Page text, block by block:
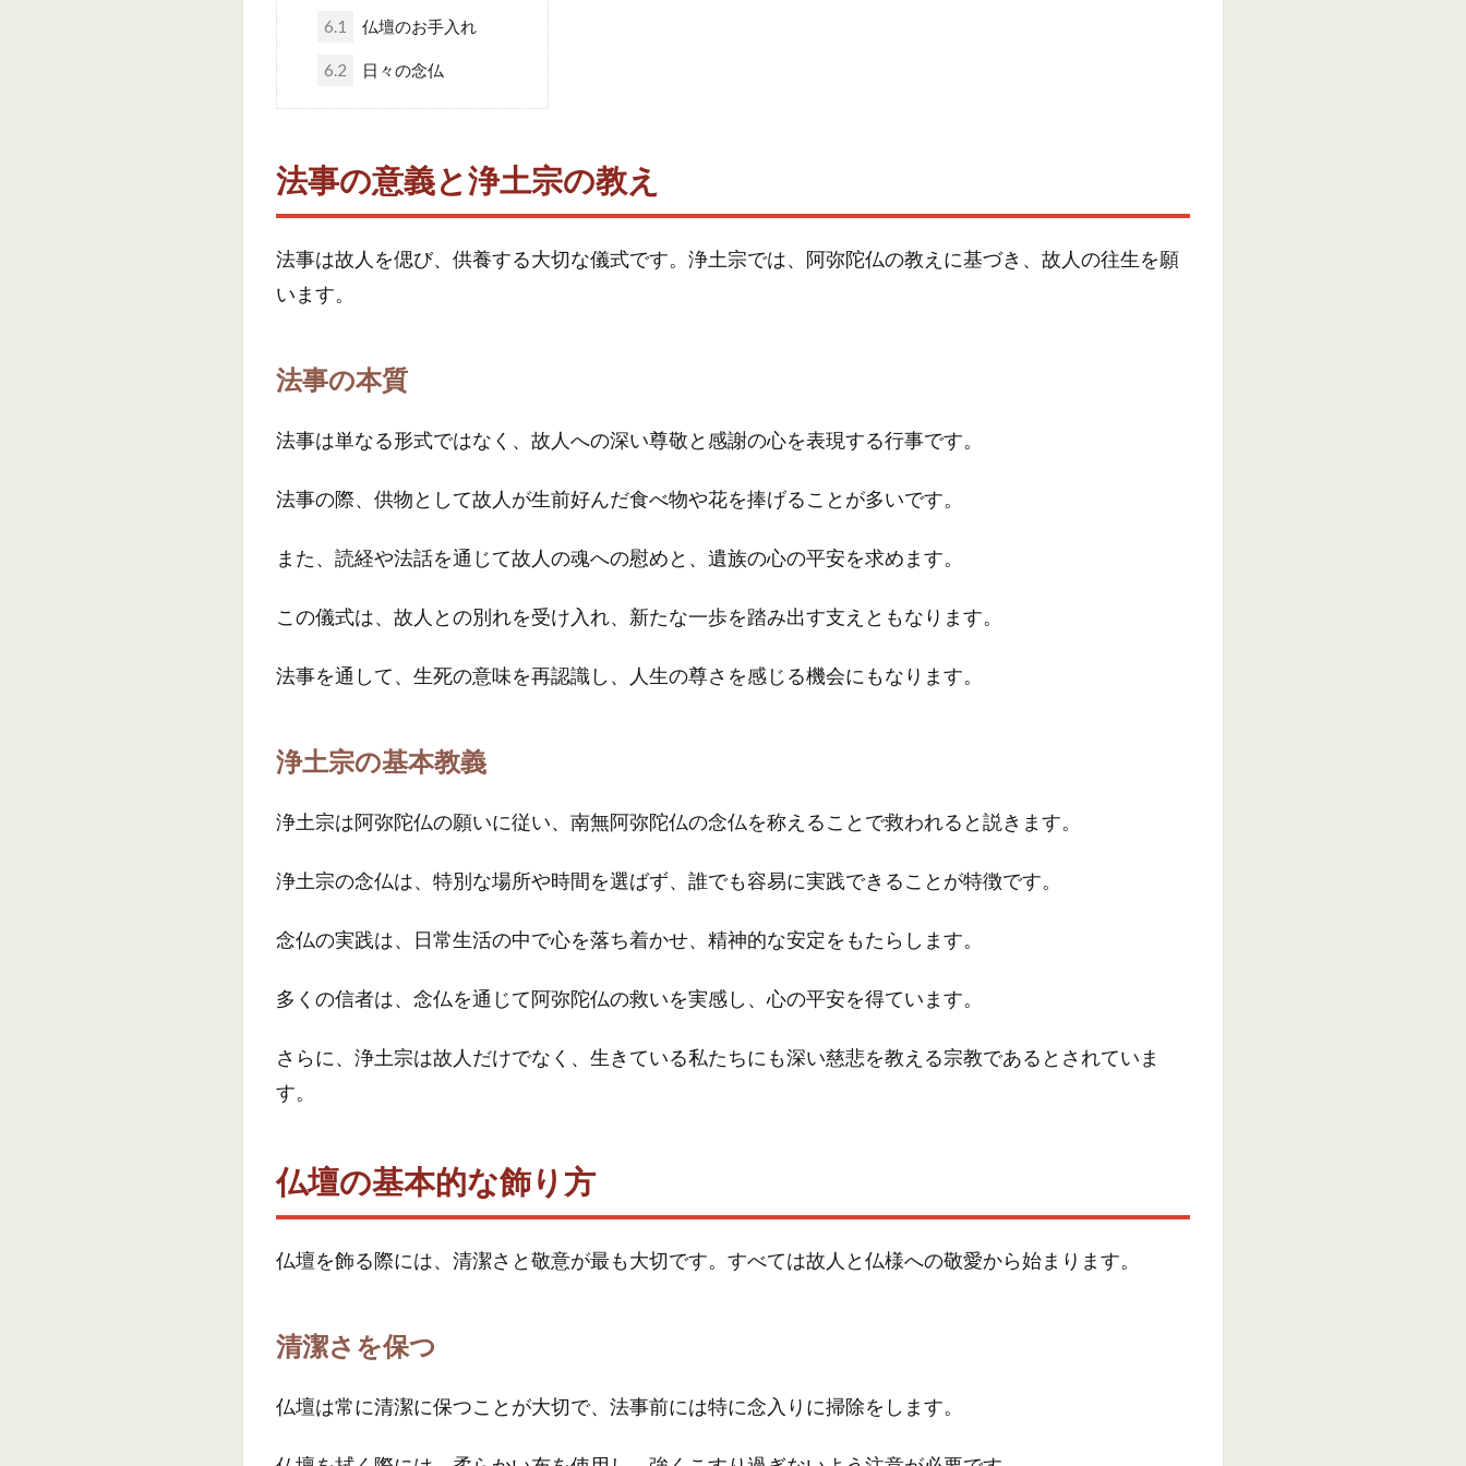
6.1 仏壇のお手入れ
6.2 日々の念仏
法事の意義と浄土宗の教え
法事は故人を偲び、供養する大切な儀式です。浄土宗では、阿弥陀仏の教えに基づき、故人の往生を願
います。
法事の本質
法事は単なる形式ではなく、故人への深い尊敬と感謝の心を表現する行事です。
法事の際、供物として故人が生前好んだ食べ物や花を捧げることが多いです。
また、読経や法話を通じて故人の魂への慰めと、遺族の心の平安を求めます。
この儀式は、故人との別れを受け入れ、新たな一歩を踏み出す支えともなります。
法事を通して、生死の意味を再認識し、人生の尊さを感じる機会にもなります。
浄土宗の基本教義
浄土宗は阿弥陀仏の願いに従い、南無阿弥陀仏の念仏を称えることで救われると説きます。
浄土宗の念仏は、特別な場所や時間を選ばず、誰でも容易に実践できることが特徴です。
念仏の実践は、日常生活の中で心を落ち着かせ、精神的な安定をもたらします。
多くの信者は、念仏を通じて阿弥陀仏の救いを実感し、心の平安を得ています。
さらに、浄土宗は故人だけでなく、生きている私たちにも深い慈悲を教える宗教であるとされていま
す。
仏壇の基本的な飾り方
仏壇を飾る際には、清潔さと敬意が最も大切です。すべては故人と仏様への敬愛から始まります。
清潔さを保つ
仏壇は常に清潔に保つことが大切で、法事前には特に念入りに掃除をします。